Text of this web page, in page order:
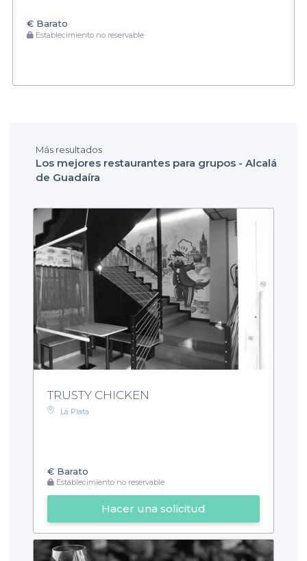
€ Barato
Establecimiento no reservable
Más resultados
Los mejores restaurantes para grupos - Alcalá
de Guadaíra
TRUSTY CHICKEN
La Plata
€ Barato
Establecimiento no reservable
Hacer una solicitud